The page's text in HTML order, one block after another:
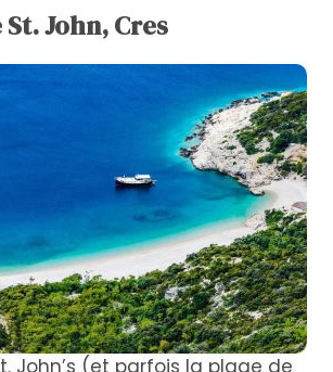
John, Cres
John’s (et parfois la plage de